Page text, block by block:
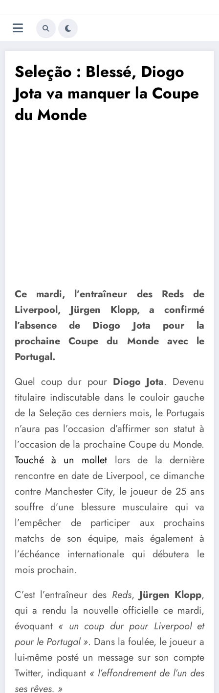
au
contenu
Trivela
L'actualité du football
Seleção : Blessé, Diogo
Jota va manquer la Coupe
du Monde
Ce mardi, l’entraîneur des Reds de
Liverpool, Jürgen Klopp, a confirmé
l’absence de Diogo Jota pour la
prochaine Coupe du Monde avec le
Portugal.
Quel coup dur pour Diogo Jota. Devenu
titulaire indiscutable dans le couloir gauche
de la Seleção ces derniers mois, le Portugais
n’aura pas l’occasion d’affirmer son statut à
l’occasion de la prochaine Coupe du Monde.
Touché à un mollet lors de la dernière
rencontre en date de Liverpool, ce dimanche
contre Manchester City, le joueur de 25 ans
souffre d’une blessure musculaire qui va
l’empêcher de participer aux prochains
matchs de son équipe, mais également à
l’échéance internationale qui débutera le
mois prochain.
C’est l’entraîneur des Reds,Jürgen Klopp,
qui a rendu la nouvelle officielle ce mardi,
évoquant « un coup dur pour Liverpool et
pour le Portugal ». Dans la foulée, le joueur a
lui-même posté un message sur son compte
Twitter, indiquant « l’effondrement de l’un des
ses rêves. »